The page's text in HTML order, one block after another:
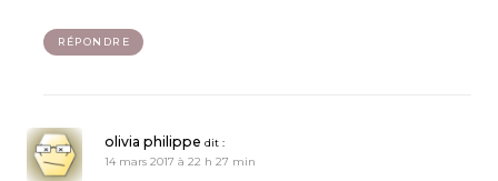
RÉPONDRE
olivia philippe dit :
14 mars 2017 à 22 h 27 min